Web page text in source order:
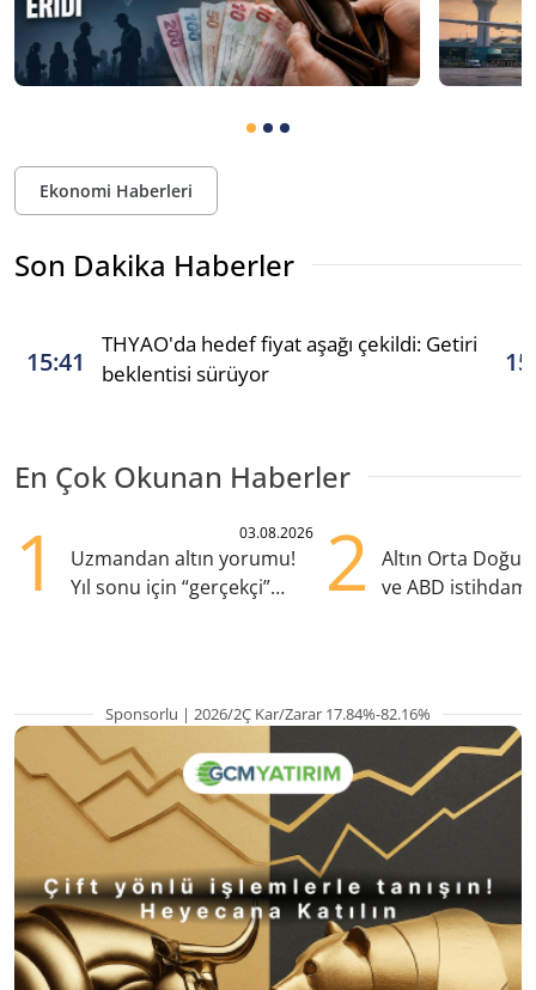
Ekonomi Haberleri
Son Dakika Haberler
15:41
THYAO'da hedef fiyat aşağı çekildi: Getiri
beklentisi sürüyor
En Çok Okunan Haberler
1 03.08.2026
Uzmandan altın yorumu!
Yıl sonu için “gerçekçi”
2
Altın Orta Doğu
ve ABD
Sponsorlu | 2026/2Ç Kar/Zarar 17.84%-82.16%